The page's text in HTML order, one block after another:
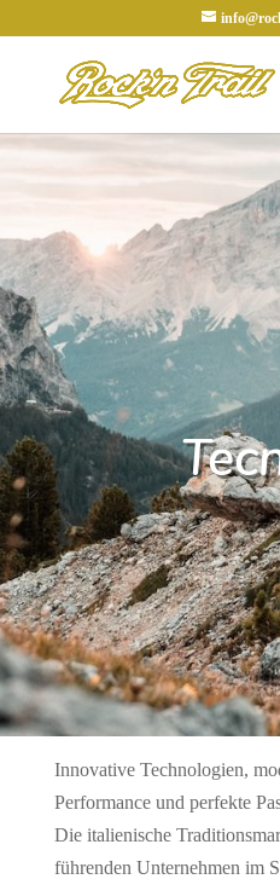
Innovative Technologien,
Performance und perfekte
Die italienische
führenden Unternehmen im